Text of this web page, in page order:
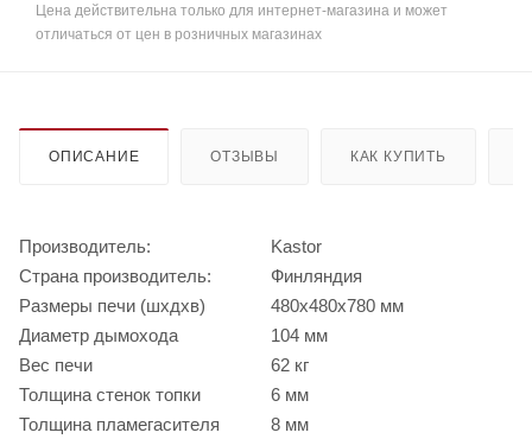
Цена действительна только для интернет-магазина и может
отличаться от цен в розничных магазинах
ОПИСАНИЕ ОТЗЫВЫ КАК КУПИТЬ
Производитель:
Kastor
Страна производитель:
Финляндия
Размеры печи (шхдхв)
480х480х780 мм
Диаметр дымохода
104 мм
Вес печи
62 кг
Толщина стенок топки
6 мм
Толщина пламегасителя
8 мм